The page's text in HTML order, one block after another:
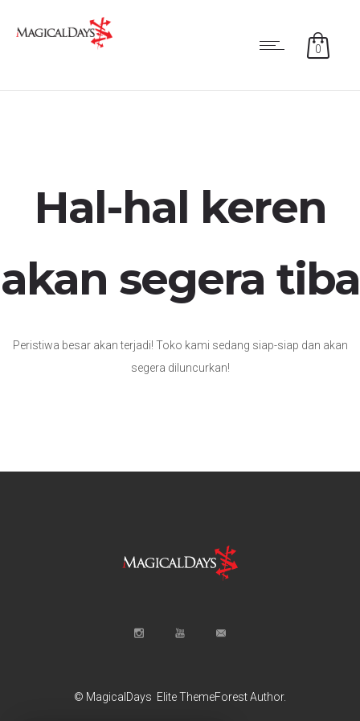
0
Hal-hal keren
akan segera tiba
Peristiwa besar akan terjadi! Toko kami sedang siap-siap dan akan
segera diluncurkan!
© MagicalDays Elite ThemeForest Author.